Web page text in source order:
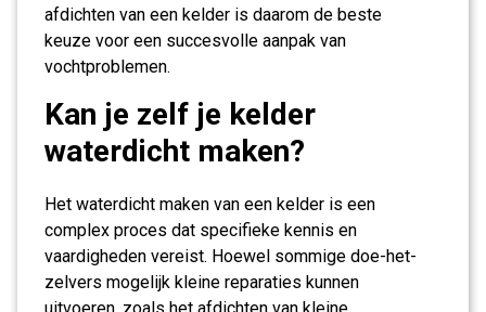
afdichten van een kelder is daarom de beste
keuze voor een succesvolle aanpak van
vochtproblemen.
Kan je zelf je kelder
waterdicht maken?
Het waterdicht maken van een kelder is een
complex proces dat specifieke kennis en
vaardigheden vereist. Hoewel sommige doe-het-
zelvers mogelijk kleine reparaties kunnen